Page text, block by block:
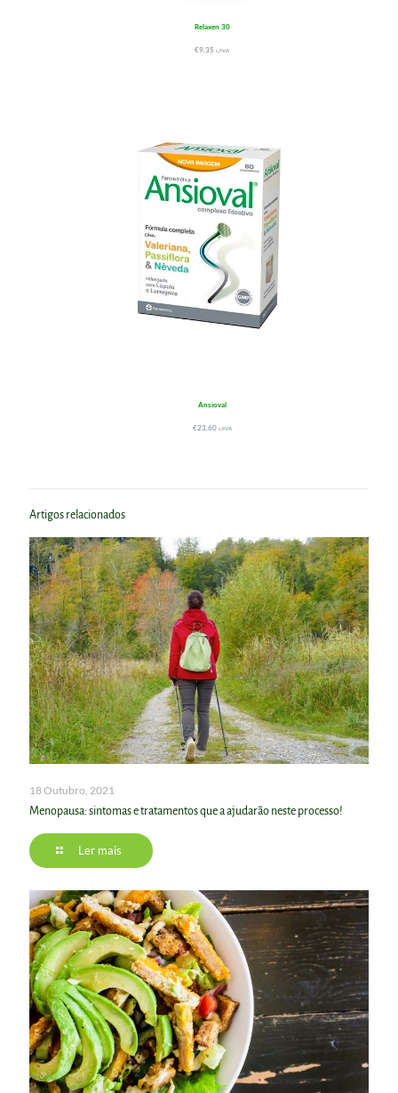
Relaxen 30
€9.35 c/IVA
Ansioval
€23.60 c/IVA
Artigos relacionados
18 Outubro, 2021
Menopausa: sintomas e tratamentos que a ajudarão neste processo!
Ler mais